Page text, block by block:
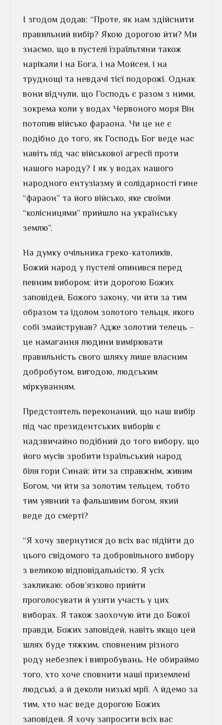
І згодом додав: “Проте, як нам здійснити
правильний вибір? Якою дорогою йти? Ми
знаємо, що в пустелі ізраїльтяни також
нарікали і на Бога, і на Мойсея, і на
труднощі та невдачі тієї подорожі. Однак
вони відчули, що Господь є разом з ними,
зокрема коли у водах Червоного моря Він
потопив військо фараона. Чи це не є
подібно до того, як Господь Бог веде нас
навіть під час військової агресії проти
нашого народу? І як у водах нашого
народного ентузіазму й солідарності гине
“фараон” та його військо, яке своїми
“колісницями” прийшло на українську
землю”.
На думку очільника греко-католиків,
Божий народ у пустелі опинився перед
певним вибором: йти дорогою Божих
заповідей, Божого закону, чи йти за тим
образом та ідолом золотого тельця, якого
собі змайстрував? Адже золотий телець –
це намагання людини вимірювати
правильність свого шляху лише власним
добробутом, вигодою, людським
міркуванням.
Предстоятель переконаний, що наш вибір
під час президентських виборів є
надзвичайно подібний до того вибору, що
його мусів зробити ізраїльський народ
біля гори Синай: йти за справжнім, живим
Богом, чи йти за золотим тельцем, тобто
тим уявний та фальшивим богом, який
веде до смерті?
“Я хочу звернутися до всіх вас підійти до
цього свідомого та добровільного вибору
з великою відповідальністю. Я усіх
закликаю: обов’язково прийти
проголосувати й узяти участь у цих
виборах. Я також заохочую йти до Божої
правди, Божих заповідей, навіть якщо цей
шлях буде тяжким, сповненим різного
роду небезпек і випробувань. Не обираймо
того, хто хоче сповнити наші приземлені
людські, а й деколи низькі мрії. А йдемо за
тим, хто нас веде дорогою Божих
заповідей. Я хочу запросити всіх вас